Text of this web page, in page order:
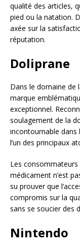
qualité des articles,
pied ou la natation.
axée sur la
réputation.
Doliprane
Dans le domaine de
marque
exceptionnel.
soulagement de la
incontournable dans
l’un des principaux
Les consommateurs
médicament n’est
su prouver que
compromis sur la
sans se soucier des
Nintendo